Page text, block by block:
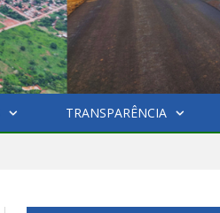
TRANSPARÊNCIA